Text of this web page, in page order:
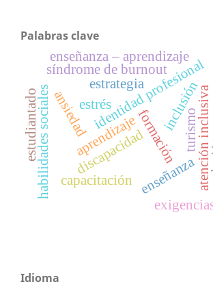
Palabras clave
formación atención inclusiva
identidad profesional
enseñanza
aprendizaje
inclusión
discapacidad
capacitación
estrés
ansiedad
síndrome de burnout
turismo
habilidades sociales
enseñanza – aprendizaje
estrategia
estudiantado
Idioma